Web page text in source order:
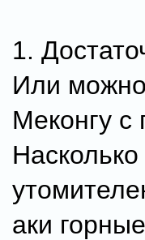
1.
Или можно
Меконгу
аки